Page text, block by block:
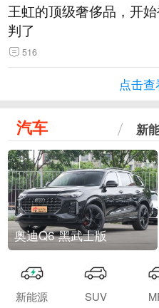
王虹的顶级奢侈品，开
判了
516
点击
汽车 新
奥迪Q6 黑武士版
新能源 SUV